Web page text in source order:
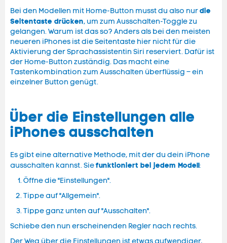
Bei den Modellen mit Home-Button musst du also nurdie
Seitentaste drücken, um zum Ausschalten-Toggle zu
gelangen. Warum ist das so? Anders als bei den meisten
neueren iPhones ist die Seitentaste hier nicht für die
Aktivierung der Sprachassistentin Siri reserviert. Dafür ist
der Home-Button zuständig. Das macht eine
Tastenkombination zum Ausschalten überflüssig – ein
einzelner Button genügt.
Über die Einstellungen alle
iPhones ausschalten
Es gibt eine alternative Methode, mit der du dein iPhone
ausschalten kannst. Siefunktioniert bei jedem Modell:
Öffne die "Einstellungen".
Tippe auf "Allgemein".
Tippe ganz unten auf "Ausschalten".
Schiebe den nun erscheinenden Regler nach rechts.